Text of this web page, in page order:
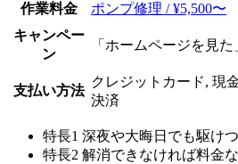
作業料金
ポンプ修理 / ¥5,500〜
キャンペー
ン
「ホームページを見た
支払い方法
クレジットカード, 現
決済
特長1 深夜や大晦日でも駆け
特長2 解消できなければ料金